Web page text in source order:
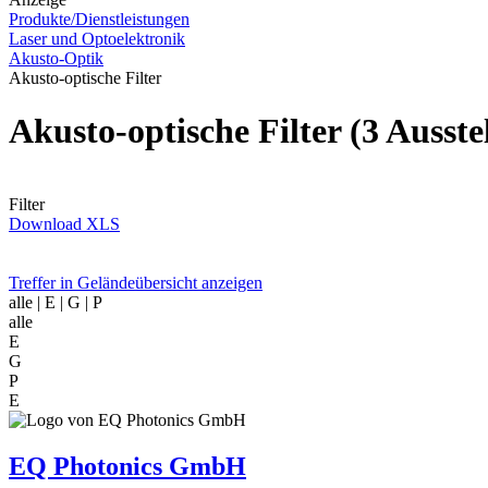
Produkte/Dienstleistungen
Laser und Optoelektronik
Akusto-Optik
Akusto-optische Filter
Akusto-optische Filter (3
Filter
Download XLS
Treffer in Geländeübersicht anzeigen
alle | E | G | P
alle
E
G
P
E
EQ Photonics GmbH